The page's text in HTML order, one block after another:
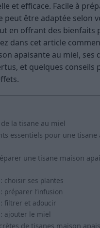
et efficace. Facile à
peut être adaptée selon
en offrant des bienfaits
dans cet article
apaisante au miel, ses
et quelques conseils
la tisane au miel
essentiels pour une tisane
une tisane maison
choisir ses plantes
préparer l’infusion
: filtrer et adoucir
ajouter le miel
de tisanes maison